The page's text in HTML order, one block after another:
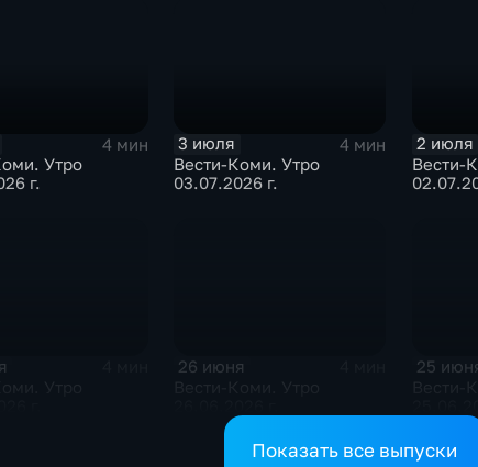
4 мин
Утро
г.
3 июля
4 мин
Вести-Коми. Утро
03.07.2026 г.
2 июля
Вести-
26 июня 25
Показать все выпуски